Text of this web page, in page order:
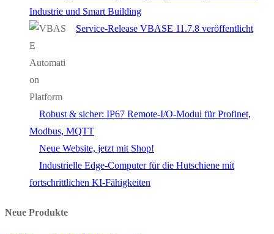
Industrie und Smart Building
Service-Release VBASE 11.7.8 veröffentlicht
Robust & sicher: IP67 Remote-I/O-Modul für Profinet,
Modbus, MQTT
Neue Website, jetzt mit Shop!
Industrielle Edge-Computer für die Hutschiene mit
fortschrittlichen KI-Fähigkeiten
Neue Produkte